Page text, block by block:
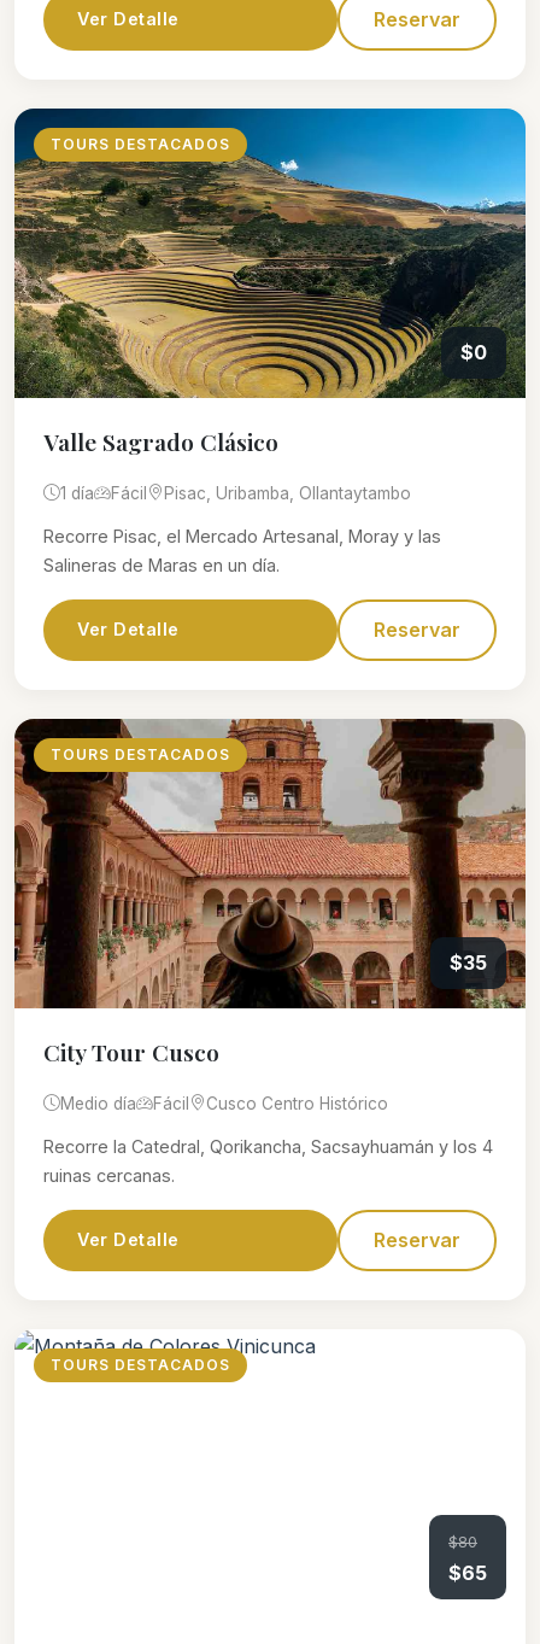
Ver Detalle Reservar
TOURS DESTACADOS
$0
Valle Sagrado Clásico
1 día Fácil Pisac, Uribamba, Ollantaytambo
Recorre Pisac, el Mercado Artesanal, Moray y las
Salineras de Maras en un día.
Ver Detalle Reservar
TOURS DESTACADOS
$35
City Tour Cusco
Medio día Fácil Cusco Centro Histórico
Recorre la Catedral, Qorikancha, Sacsayhuamán y los 4
ruinas cercanas.
Ver Detalle Reservar
TOURS DESTACADOS
$80
$65